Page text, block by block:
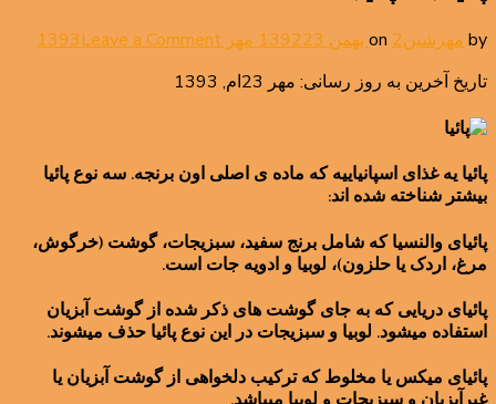
by مهرشین on 2 بهمن 1392 23 مهر 1393 Leave a Comment
تاریخ آخرین به روز رسانی: مهر 23ام, 1393
پائیا یه غذای اسپانیاییه که ماده ی اصلی اون برنجه. سه نوع پائیا
بیشتر شناخته شده اند:
پائیای والنسیا که شامل برنج سفید، سبزیجات، گوشت (خرگوش،
مرغ، اردک یا حلزون)، لوبیا و ادویه جات است.
پائیای دریایی که به جای گوشت های ذکر شده از گوشت آبزیان
استفاده میشود. لوبیا و سبزیجات در این نوع پائیا حذف میشوند.
پائیای میکس یا مخلوط که ترکیب دلخواهی از گوشت آبزیان یا